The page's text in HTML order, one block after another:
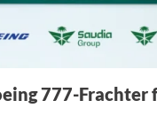
777-Frachter